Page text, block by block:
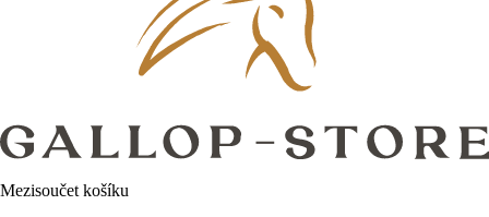
Mezisoučet košíku